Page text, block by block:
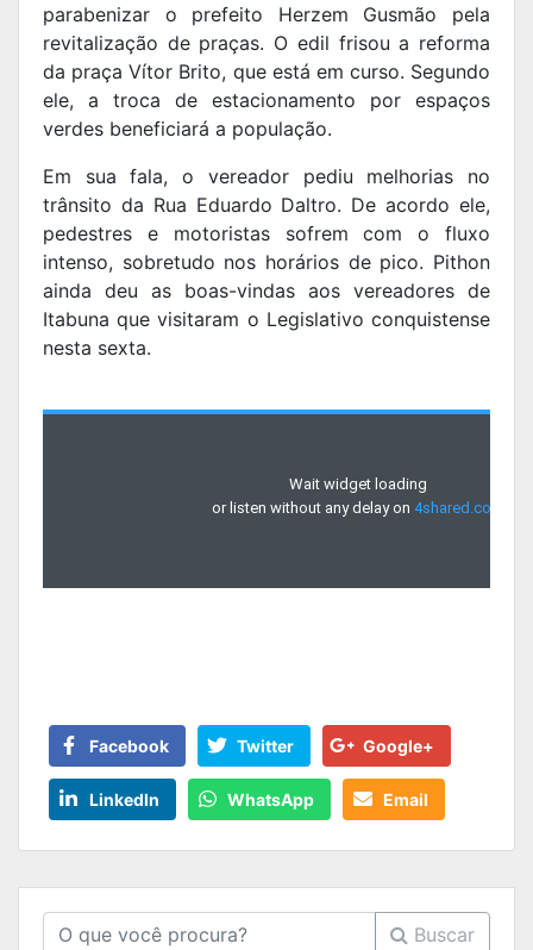
parabenizar o prefeito Herzem Gusmão pela
revitalização de praças. O edil frisou a reforma
da praça Vítor Brito, que está em curso. Segundo
ele, a troca de estacionamento por espaços
verdes beneficiará a população.
Em sua fala, o vereador pediu melhorias no
trânsito da Rua Eduardo Daltro. De acordo ele,
pedestres e motoristas sofrem com o fluxo
intenso, sobretudo nos horários de pico. Pithon
ainda deu as boas-vindas aos vereadores de
Itabuna que visitaram o Legislativo conquistense
nesta sexta.
Facebook Twitter Google+
LinkedIn WhatsApp Email
Buscar